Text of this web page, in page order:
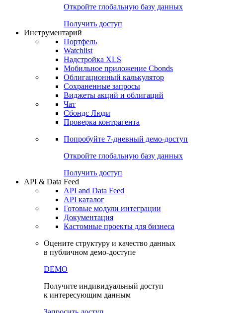
Откройте глобальную базу данных
Получить доступ
Инструментарий
Портфель
Watchlist
Надстройка XLS
Мобильное приложение Cbonds
Облигационный калькулятор
Сохраненные запросы
Виджеты акций и облигаций
Чат
Сбондс Люди
Проверка контрагента
Попробуйте 7-дневный демо-доступ
Откройте глобальную базу данных
Получить доступ
API & Data Feed
API and Data Feed
API каталог
Готовые модули интеграции
Документация
Кастомные проекты для бизнеса
Оцените структуру и качество данных
в публичном демо-доступе
DEMO
Получите индивидуальный доступ
к интересующим данным